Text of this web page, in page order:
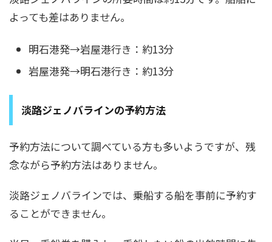
よっても差はありません。
明石港発→岩屋港行き：約13分
岩屋港発→明石港行き：約13分
淡路ジェノバラインの予約方法
予約方法について調べている方も多いようですが、残
念ながら予約方法はありません。
淡路ジェノバラインでは、乗船する船を事前に予約す
ることができません。